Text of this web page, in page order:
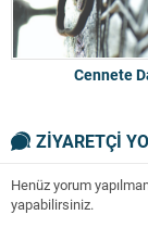
Cennete
ZİYARETÇİ
Henüz yorum
yapabilirsiniz.